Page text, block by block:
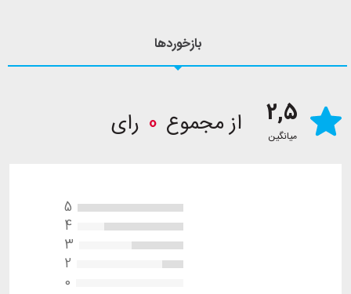
بازخوردها
2,5
میانگین از مجموع 0 رای
5
4
3
2
0